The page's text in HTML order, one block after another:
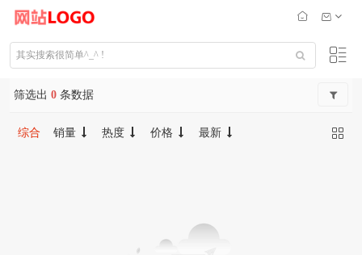
筛选出 0 条数据
综合 销量 热度 价格 最新